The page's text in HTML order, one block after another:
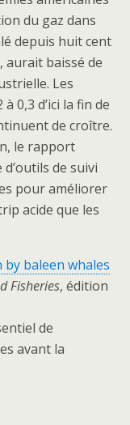
du gaz dans
depuis huit cent
aurait baissé de
Les
0,3 d’ici la fin de
de croître.
le rapport
de suivi
pour améliorer
acide que les
baleen whales
Fisheries, édition
de
avant la